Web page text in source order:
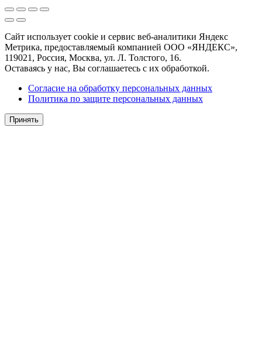
Сайт использует cookie и сервис веб-аналитики Яндекс
Метрика, предоставляемый компанией ООО «ЯНДЕКС»,
119021, Россия, Москва, ул. Л. Толстого, 16.
Оставаясь у нас, Вы соглашаетесь с их обработкой.
Согласие на обработку персональных данных
Политика по защите персональных данных
Принять